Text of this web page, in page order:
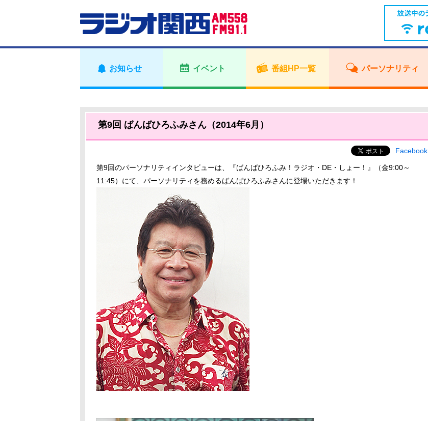
お知らせ イベント 番組HP一覧 パーソナリティ
第9回 ばんばひろふみさん（2014年6月）
Facebook
第9回のパーソナリティインタビューは、『ばんばひろふみ！ラジオ・DE・しょー！』（金9:00～
11:45）にて、パーソナリティを務めるばんばひろふみさんに登場いただきます！